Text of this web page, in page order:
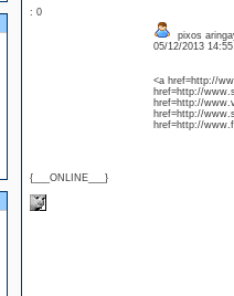
: 0
{___ONLINE___}
pixos
05/12/2013
<a href=http://
href=http://
href=http://
href=http://
href=http://